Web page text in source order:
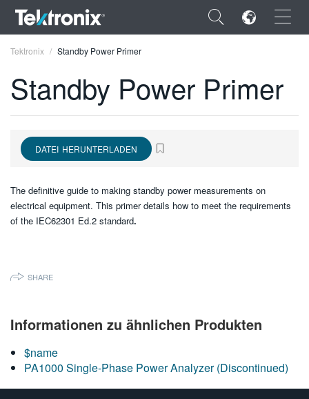
×
ENGLISH
FRANÇAIS
DEUTSCH
VIỆT NAM
繁體中文
Tektronix Standby Power Primer
Standby Power Primer
DATEI HERUNTERLADEN
The definitive guide to making standby power measurements on
electrical equipment. This primer details how to meet the requirements
of the IEC62301 Ed.2 standard.
SHARE
Informationen zu ähnlichen Produkten
$name
PA1000 Single-Phase Power Analyzer (Discontinued)